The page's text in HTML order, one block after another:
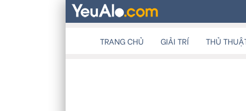
TRANG CHỦ GIẢI TRÍ THỦ